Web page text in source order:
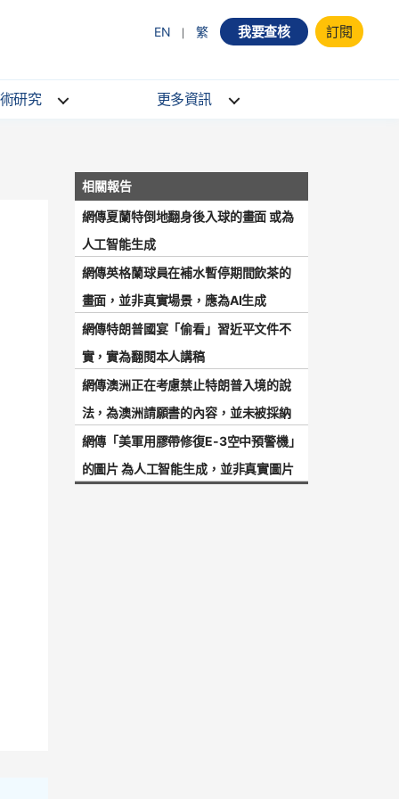
EN 繁 我要查核 訂閱
研究 更多資訊
網傳夏蘭特倒地翻身後入球的畫面 或為
人工智能生成
網傳英格蘭球員在補水暫停期間飲茶的
畫面，並非真實場景，應為AI生成
網傳特朗普國宴「偷看」習近平文件不
實，實為翻閱本人講稿
網傳澳洲正在考慮禁止特朗普入境的說
法，為澳洲請願書的內容，並未被採納
網傳「美軍用膠帶修復E-3空中預警機」
的圖片 為人工智能生成，並非真實圖片